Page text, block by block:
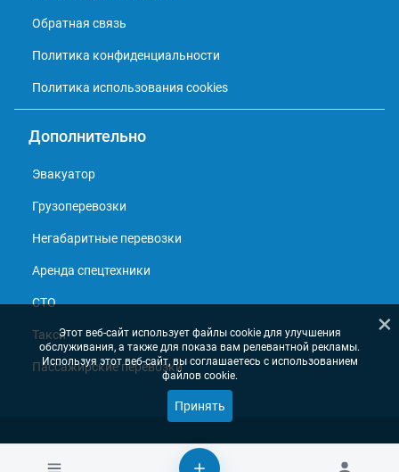
Обратная связь
Политика конфиденциальности
Политика использования cookies
Дополнительно
Эвакуатор
Грузоперевозки
Негабаритные перевозки
Аренда спецтехники
СТО
Такси
Пассажирские перевозки
© 2013 - 2026, Справочник перевозчиков
×
Этот веб-сайт использует файлы cookie для улучшения
обслуживания, а также для показа вам релевантной рекламы.
Используя этот веб-сайт, вы соглашаетесь с использованием
файлов cookie.
Принять